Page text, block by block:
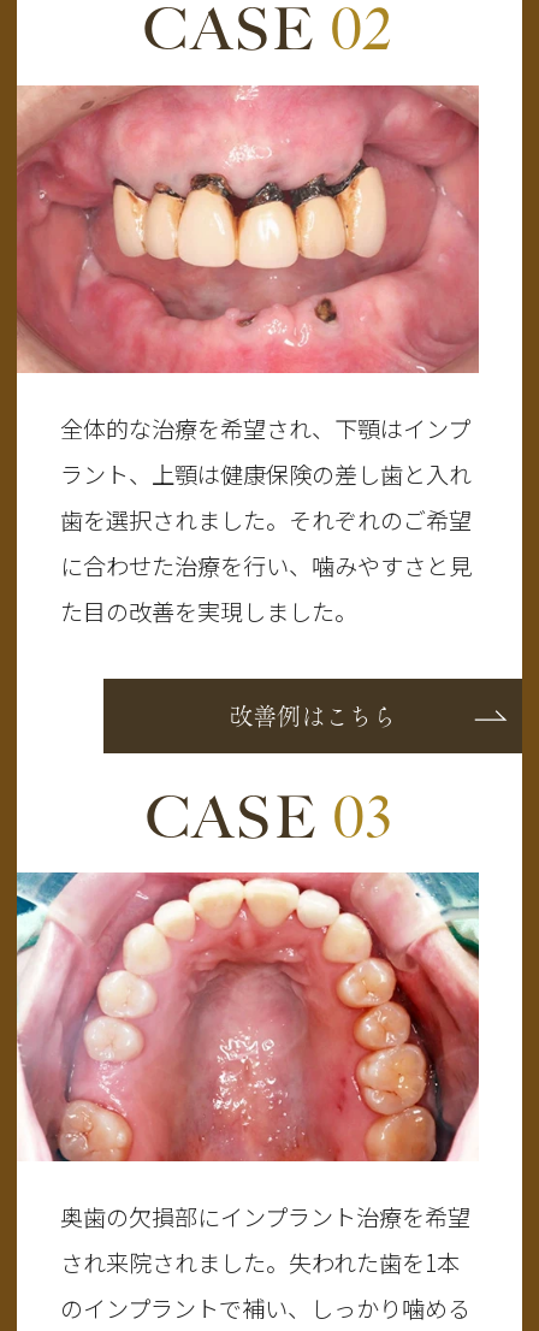
CASE 02
全体的な治療を希望され、下顎はインプ
ラント、上顎は健康保険の差し歯と入れ
歯を選択されました。それぞれのご希望
に合わせた治療を行い、噛みやすさと見
た目の改善を実現しました。
改善例はこちら
CASE 03
奥歯の欠損部にインプラント治療を希望
され来院されました。失われた歯を1本
のインプラントで補い、しっかり噛める